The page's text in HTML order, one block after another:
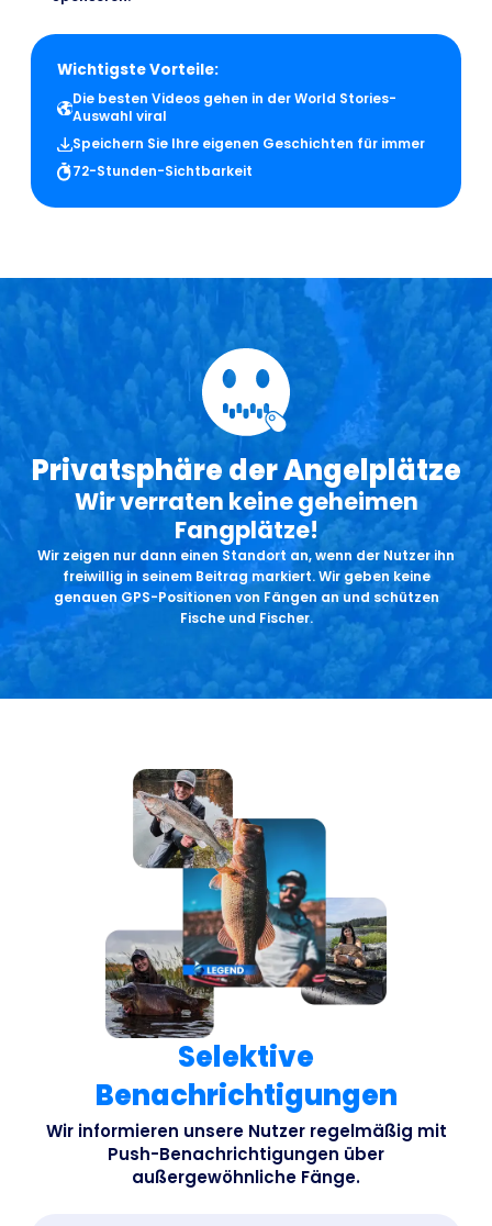
Wichtigste Vorteile:
Die besten Videos gehen in der World Stories-
Auswahl viral
Speichern Sie Ihre eigenen Geschichten für immer
72-Stunden-Sichtbarkeit
Privatsphäre der Angelplätze
Wir verraten keine geheimen
Fangplätze!
Wir zeigen nur dann einen Standort an, wenn der Nutzer ihn
freiwillig in seinem Beitrag markiert. Wir geben keine
genauen GPS-Positionen von Fängen an und schützen
Fische und Fischer.
Selektive
Benachrichtigungen
Wir informieren unsere Nutzer regelmäßig mit
Push-Benachrichtigungen über
außergewöhnliche Fänge.